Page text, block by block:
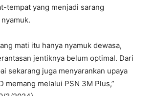
tempat yang menjadi sarang
mati itu hanya nyamuk dewasa,
jentiknya belum optimal. Dari
sekarang juga menyarankan upaya
memang melalui PSN 3M Plus,”